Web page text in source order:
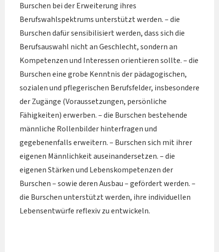
Burschen bei der Erweiterung ihres
Berufswahlspektrums unterstützt werden. – die
Burschen dafür sensibilisiert werden, dass sich die
Berufsauswahl nicht an Geschlecht, sondern an
Kompetenzen und Interessen orientieren sollte. – die
Burschen eine grobe Kenntnis der pädagogischen,
sozialen und pflegerischen Berufsfelder, insbesondere
der Zugänge (Voraussetzungen, persönliche
Fähigkeiten) erwerben. – die Burschen bestehende
männliche Rollenbilder hinterfragen und
gegebenenfalls erweitern. – Burschen sich mit ihrer
eigenen Männlichkeit auseinandersetzen. – die
eigenen Stärken und Lebenskompetenzen der
Burschen – sowie deren Ausbau – gefördert werden. –
die Burschen unterstützt werden, ihre individuellen
Lebensentwürfe reflexiv zu entwickeln.